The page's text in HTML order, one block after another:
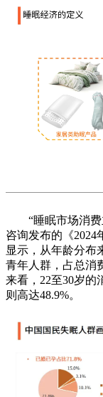
“睡眠市场消费
咨询发布的《2024
显示，从年龄分布
青年人群，占总消
来看，22至30岁的
则高达48.9%。